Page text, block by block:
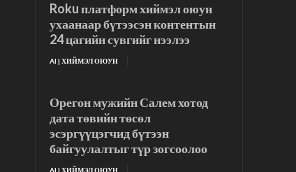
Roku платформ хиймэл оюун
ухаанаар бүтээсэн контентын
24 цагийн сувгийг нээлээ
AI | ХИЙМЭЛ ОЮУН
Орегон мужийн Салем хотод
дата төвийн төсөл
эсэргүүцэгчид бүтээн
байгуулалтыг түр зогсоолоо
AI | ХИЙМЭЛ ОЮУН